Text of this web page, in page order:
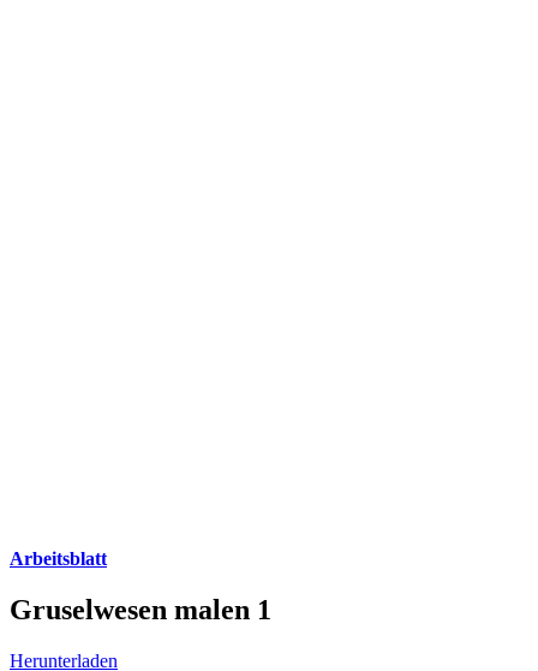
Arbeitsblatt
Gruselwesen malen 1
Herunterladen